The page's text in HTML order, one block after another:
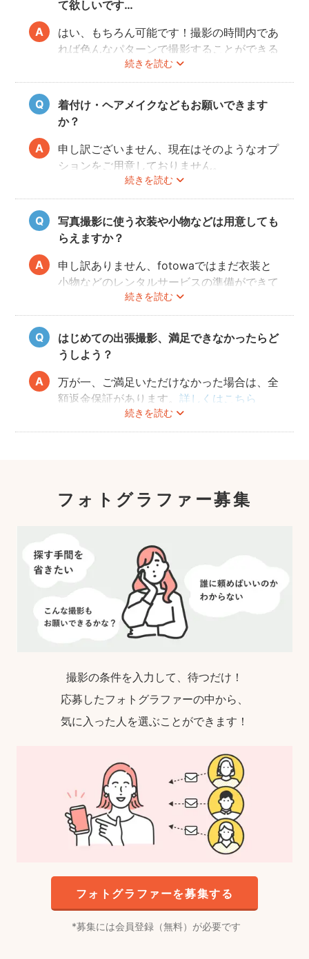
て欲しいです…
続きを読む
はい、もちろん可能です！撮影の時間内であ
れば色んなパターンで撮影することができる
ので、ぜひフォトグラファーさんに相談して
みてくださいね。
着付け・ヘアメイクなどもお願いできます
か？
続きを読む
申し訳ございません、現在はそのようなオプ
ションをご用意しておりません。
写真撮影に使う衣装や小物などは用意しても
らえますか？
続きを読む
申し訳ありません、fotowaではまだ衣装と
小物などのレンタルサービスの準備ができて
おりませんので、お客様ご自身にご用意をお
願いしております。
はじめての出張撮影、満足できなかったらど
うしよう？
続きを読む
万が一、ご満足いただけなかった場合は、全
額返金保証があります。詳しくはこちら
フォトグラファー募集
撮影の条件を入力して、待つだけ！
応募したフォトグラファーの中から、
気に入った人を選ぶことができます！
フォトグラファーを募集する
募集には会員登録（無料）が必要です